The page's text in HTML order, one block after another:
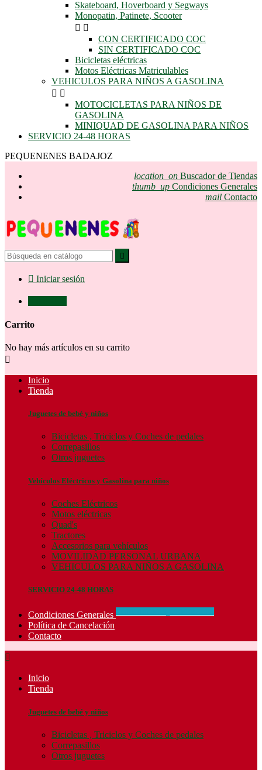
Skateboard, Hoverboard y Segways
Monopatin, Patinete, Scooter
 
CON CERTIFICADO COC
SIN CERTIFICADO COC
Bicicletas eléctricas
Motos Eléctricas Matriculables
VEHICULOS PARA NIÑOS A GASOLINA
 
MOTOCICLETAS PARA NIÑOS DE
GASOLINA
MINIQUAD DE GASOLINA PARA NIÑOS
SERVICIO 24-48 HORAS
PEQUENENES BADAJOZ
location_on Buscador de Tiendas
thumb_up Condiciones Generales
mail Contacto

 Iniciar sesión
Carrito
No hay más artículos en su carrito

Inicio
Tienda
Juguetes de bebé y niños
Bicicletas , Triciclos y Coches de pedales
Correpasillos
Otros juguetes
Vehículos Eléctricos y Gasolina para niños
Coches Eléctricos
Motos eléctricas
Quad's
Tractores
Accesorios para vehículos
MOVILIDAD PERSONAL URBANA
VEHICULOS PARA NIÑOS A GASOLINA
SERVICIO 24-48 HORAS
Condiciones Generales
Política de Cancelación
Contacto

Inicio
Tienda
Juguetes de bebé y niños
Bicicletas , Triciclos y Coches de pedales
Correpasillos
Otros juguetes